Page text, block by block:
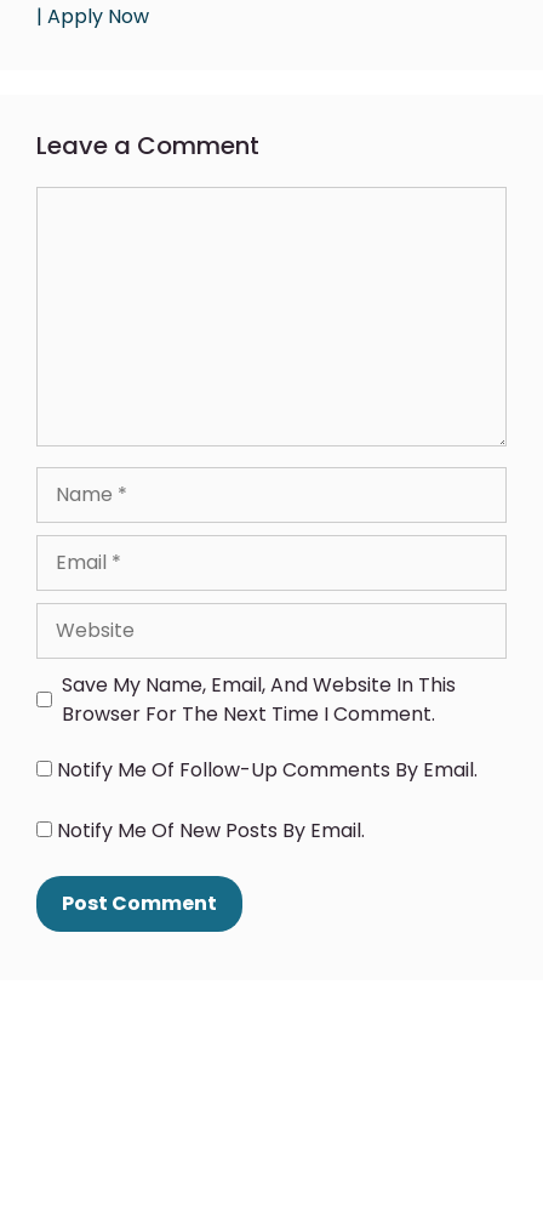
| Apply Now
Leave a Comment
Save My Name, Email, And Website In This
Browser For The Next Time I Comment.
Notify Me Of Follow-Up Comments By Email.
Notify Me Of New Posts By Email.